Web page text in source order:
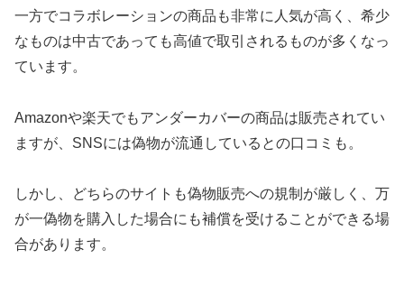
一方でコラボレーションの商品も非常に人気が高く、希少
なものは中古であっても高値で取引されるものが多くなっ
ています。
Amazonや楽天でもアンダーカバーの商品は販売されてい
ますが、SNSには偽物が流通しているとの口コミも。
しかし、どちらのサイトも偽物販売への規制が厳しく、万
が一偽物を購入した場合にも補償を受けることができる場
合があります。